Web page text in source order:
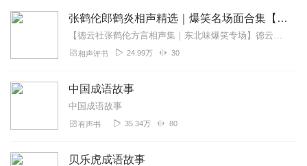
张鹤伦郎鹤炎相声精选｜爆笑名场面合集【成语接龙+童年故事】
【德云社张鹤伦方言相声集｜东北味爆笑专场】德云社"浪味仙"张鹤伦携搭档郎鹤炎带来原汁原味的东北风情相声盛宴！本专辑精选30段经典演出，既有《扒马褂》《黄鹤楼》...
相声评书 24.99万 30
中国成语故事
中国成语故事
有声书 35.34万 80
贝乐虎成语故事